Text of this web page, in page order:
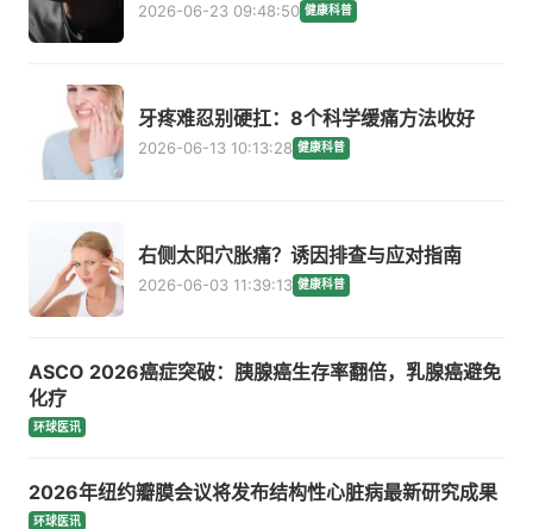
2026-06-23 09:48:50 健康科普
牙疼难忍别硬扛：8个科学缓痛方法收好
2026-06-13 10:13:28 健康科普
右侧太阳穴胀痛？诱因排查与应对指南
2026-06-03 11:39:13 健康科普
ASCO 2026癌症突破：胰腺癌生存率翻倍，乳腺癌避免
化疗
环球医讯
2026年纽约瓣膜会议将发布结构性心脏病最新研究成果
环球医讯